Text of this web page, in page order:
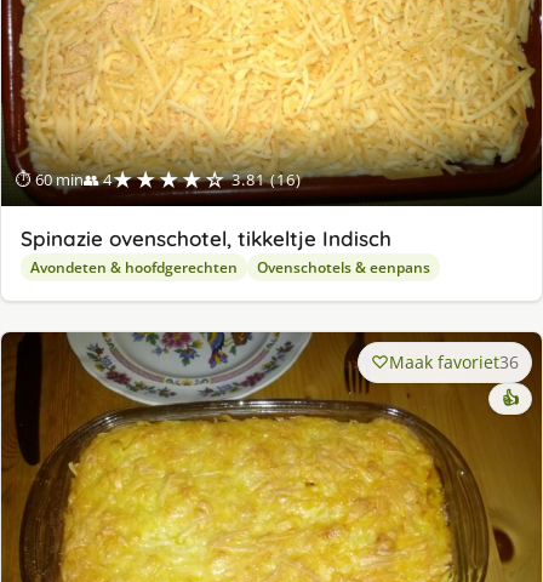
⏱ 60 min👥 4★★★★☆ 3.81 (16)
Spinazie ovenschotel, tikkeltje Indisch
Avondeten & hoofdgerechten Ovenschotels & eenpans
Maak favoriet36
👍